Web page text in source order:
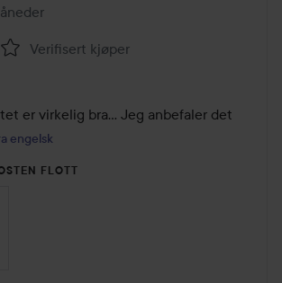
ble opprettet 9 måneder
Verifisert kjøper
er virkelig bra... Jeg anbefaler det
engelsk
FLOTT